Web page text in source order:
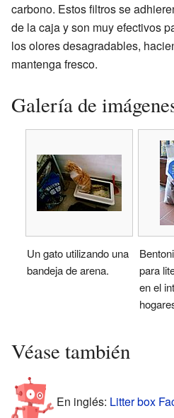
carbono. Estos filtros se
de la caja y son muy efectivos
los olores desagradables,
mantenga fresco.
Galería de
Un gato utilizando una
bandeja de arena.
para
en el
Véase también
En inglés: Litter box